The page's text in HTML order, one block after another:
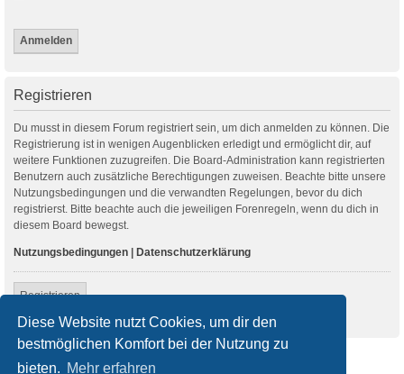
Diese Website nutzt Cookies, um dir den
bestmöglichen Komfort bei der Nutzung zu
bieten. Mehr erfahren
Registrieren
Du musst in diesem Forum registriert sein, um dich anmelden zu können. Die
Registrierung ist in wenigen Augenblicken erledigt und ermöglicht dir, auf
weitere Funktionen zuzugreifen. Die Board-Administration kann registrierten
Benutzern auch zusätzliche Berechtigungen zuweisen. Beachte bitte unsere
Nutzungsbedingungen und die verwandten Regelungen, bevor du dich
registrierst. Bitte beachte auch die jeweiligen Forenregeln, wenn du dich in
diesem Board bewegst.
Nutzungsbedingungen | Datenschutzerklärung
Registrieren
Startseite Foren-Übersicht